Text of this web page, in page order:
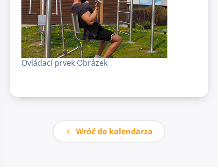
Ovládací prvek Obrázek
Wróć do kalendarza